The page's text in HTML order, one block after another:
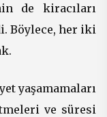
de kiracıları
Böylece, her iki
yaşamamaları
ve süresi